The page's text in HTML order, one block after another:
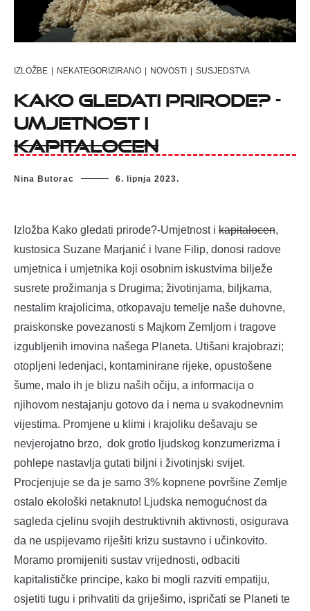
IZLOŽBE NEKATEGORIZIRANO NOVOSTI SUSJEDSTVA
Kako gledati prirode? -
Umjetnost i
kapitalocen
Nina Butorac 6. lipnja 2023.
Izložba Kako gledati prirode?-Umjetnost i kapitalocen,
kustosica Suzane Marjanić i Ivane Filip, donosi radove
umjetnica i umjetnika koji osobnim iskustvima bilježe
susrete prožimanja s Drugima; životinjama, biljkama,
nestalim krajolicima, otkopavaju temelje naše duhovne,
praiskonske povezanosti s Majkom Zemljom i tragove
izgubljenih imovina našega Planeta. Utišani krajobrazi;
otopljeni ledenjaci, kontaminirane rijeke, opustošene
šume, malo ih je blizu naših očiju, a informacija o
njihovom nestajanju gotovo da i nema u svakodnevnim
vijestima. Promjene u klimi i krajoliku dešavaju se
nevjerojatno brzo, dok grotlo ljudskog konzumerizma i
pohlepe nastavlja gutati biljni i životinjski svijet.
Procjenjuje se da je samo 3% kopnene površine Zemlje
ostalo ekološki netaknuto! Ljudska nemogućnost da
sagleda cjelinu svojih destruktivnih aktivnosti, osigurava
da ne uspijevamo riješiti krizu sustavno i učinkovito.
Moramo promijeniti sustav vrijednosti, odbaciti
kapitalističke principe, kako bi mogli razviti empatiju,
osjetiti tugu i prihvatiti da griješimo, ispričati se Planeti te